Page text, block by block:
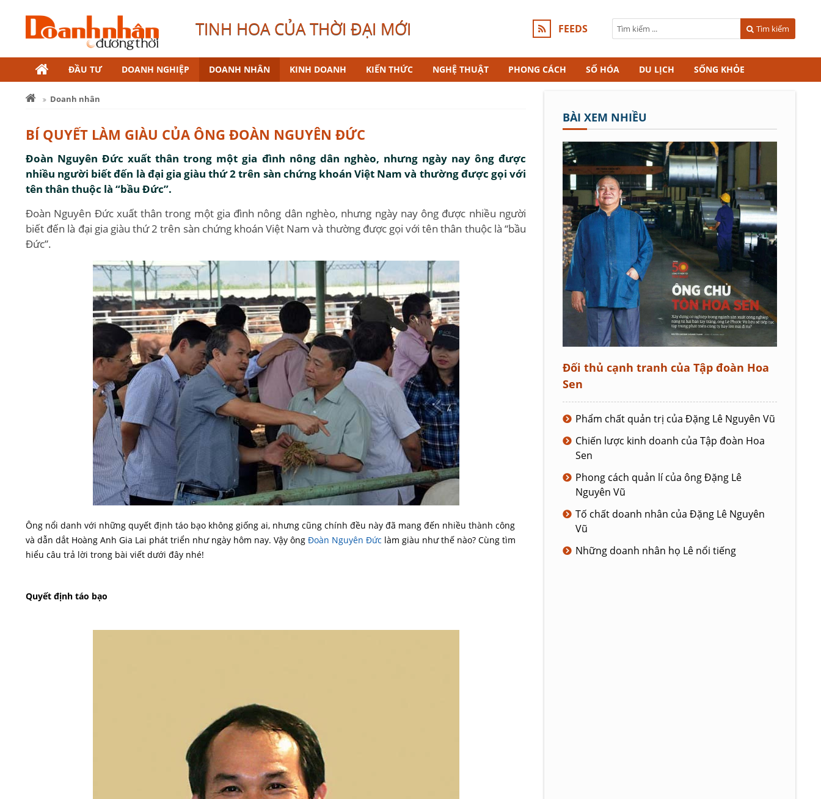
TINH HOA CỦA THỜI ĐẠI MỚI FEEDS Tìm kiếm
ĐẦU TƯ DOANH NGHIỆP DOANH NHÂN KINH DOANH KIẾN THỨC NGHỆ THUẬT PHONG CÁCH SỐ HÓA DU LỊCH SỐNG KHỎE
Doanh nhân
BÍ QUYẾT LÀM GIÀU CỦA ÔNG ĐOÀN NGUYÊN ĐỨC
Đoàn Nguyên Đức xuất thân trong một gia đình nông dân nghèo, nhưng ngày nay ông được
nhiều người biết đến là đại gia giàu thứ 2 trên sàn chứng khoán Việt Nam và thường được gọi với
tên thân thuộc là “bầu Đức”.
Đoàn Nguyên Đức xuất thân trong một gia đình nông dân nghèo, nhưng ngày nay ông được nhiều người
biết đến là đại gia giàu thứ 2 trên sàn chứng khoán Việt Nam và thường được gọi với tên thân thuộc là “bầu
Đức”.
Ông nổi danh với những quyết định táo bạo không giống ai, nhưng cũng chính đều này đã mang đến nhiều thành công
và dẫn dắt Hoàng Anh Gia Lai phát triển như ngày hôm nay. Vậy ông Đoàn Nguyên Đức làm giàu như thế nào? Cùng tìm
hiểu câu trả lời trong bài viết dưới đây nhé!
Quyết định táo bạo
BÀI XEM NHIỀU
Đối thủ cạnh tranh của Tập đoàn Hoa
Sen
Phẩm chất quản trị của Đặng Lê Nguyên Vũ
Chiến lược kinh doanh của Tập đoàn Hoa
Sen
Phong cách quản lí của ông Đặng Lê
Nguyên Vũ
Tố chất doanh nhân của Đặng Lê Nguyên
Vũ
Những doanh nhân họ Lê nổi tiếng